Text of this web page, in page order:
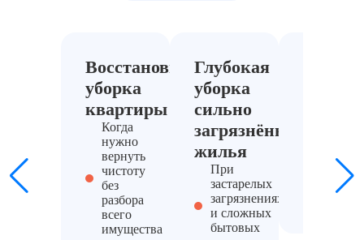
Восстановительная
уборка
квартиры
Когда
нужно
вернуть
чистоту
без
разбора
всего
имущества
Глубокая
уборка
сильно
загрязнённого
жилья
При
застарелых
загрязнениях
и сложных
бытовых
от 220
₽/м²